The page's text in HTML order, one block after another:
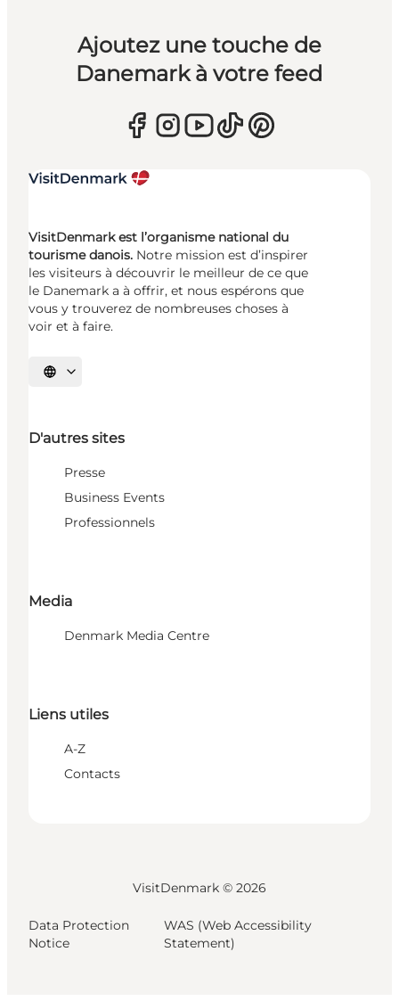
Ajoutez une touche de
Danemark à votre feed
VisitDenmark est l’organisme national du
tourisme danois. Notre mission est d’inspirer
les visiteurs à découvrir le meilleur de ce que
le Danemark a à offrir, et nous espérons que
vous y trouverez de nombreuses choses à
voir et à faire.
Choisissez la langue
D'autres sites
Presse
Business Events
Professionnels
Media
Denmark Media Centre
Liens utiles
A-Z
Contacts
VisitDenmark © 2026
Data Protection
Notice
WAS (Web Accessibility
Statement)